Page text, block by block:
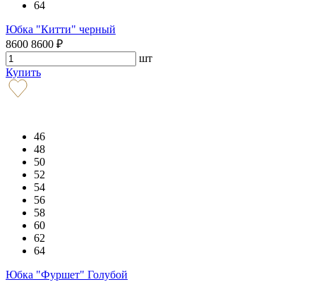
64
Юбка "Китти" черный
8600 8600 ₽
шт
Купить
46
48
50
52
54
56
58
60
62
64
Юбка "Фуршет" Голубой